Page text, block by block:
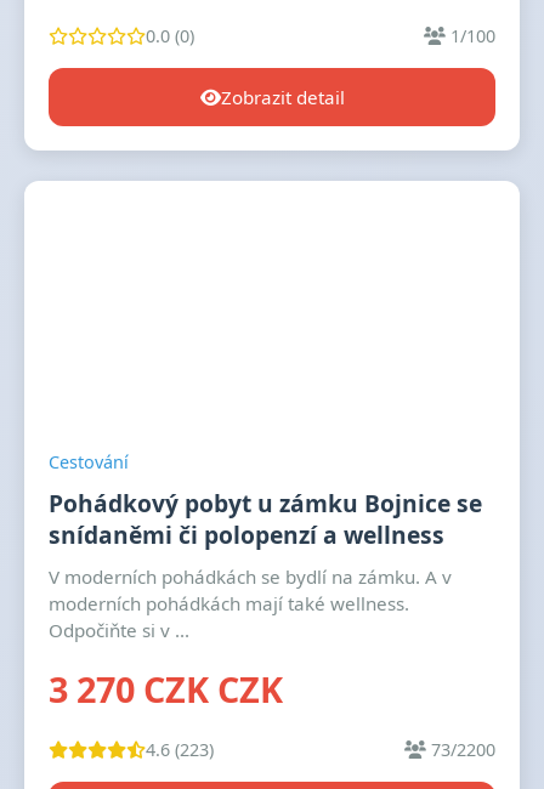
0.0 (0) 1/100
Zobrazit detail
Cestování
Pohádkový pobyt u zámku Bojnice se
snídaněmi či polopenzí a wellness
V moderních pohádkách se bydlí na zámku. A v
moderních pohádkách mají také wellness.
Odpočiňte si v ...
3 270 CZK CZK
4.6 (223) 73/2200